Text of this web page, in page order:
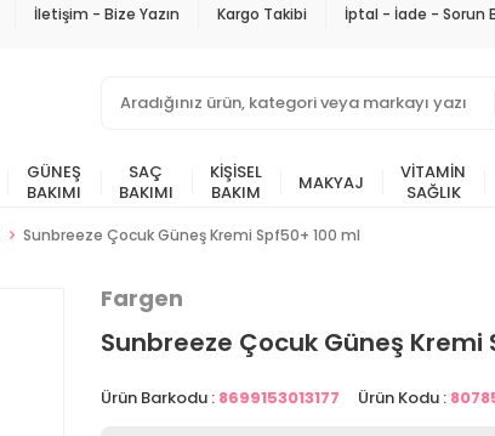
İletişim - Bize Yazın Kargo Takibi İptal - İade - Sorun
GÜNEŞ
BAKIMI
SAÇ
BAKIMI
KIŞISEL
BAKIM
MAKYAJ
VITAMIN
SAĞLIK
Sunbreeze Çocuk Güneş Kremi Spf50+ 100 ml
Fargen
Sunbreeze Çocuk Güneş Kremi
Ürün Barkodu : 8699153013177 Ürün Kodu :